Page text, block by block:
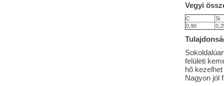
Vegyi
C
Si
0,90
felületi
hõ
Nagyon jól